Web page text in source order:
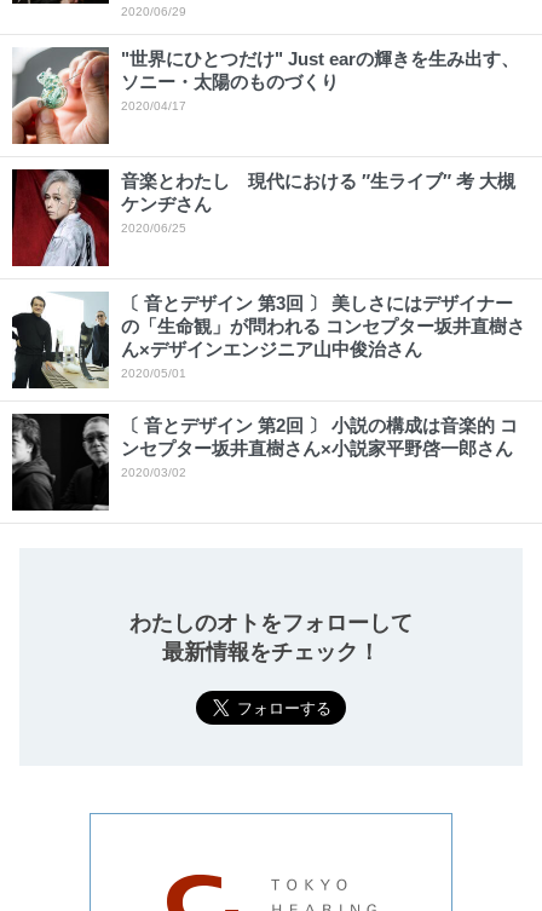
2020/06/29
"世界にひとつだけ" Just earの輝きを生み出す、
ソニー・太陽のものづくり
2020/04/17
音楽とわたし 現代における ″生ライブ″ 考 大槻
ケンヂさん
2020/06/25
〔 音とデザイン 第3回 〕 美しさにはデザイナー
の「生命観」が問われる コンセプター坂井直樹さ
ん×デザインエンジニア山中俊治さん
2020/05/01
〔 音とデザイン 第2回 〕 小説の構成は音楽的 コ
ンセプター坂井直樹さん×小説家平野啓一郎さん
2020/03/02
わたしのオトをフォローして
最新情報をチェック！